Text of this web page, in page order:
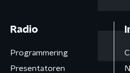
Radio
Programmering
Presentatoren